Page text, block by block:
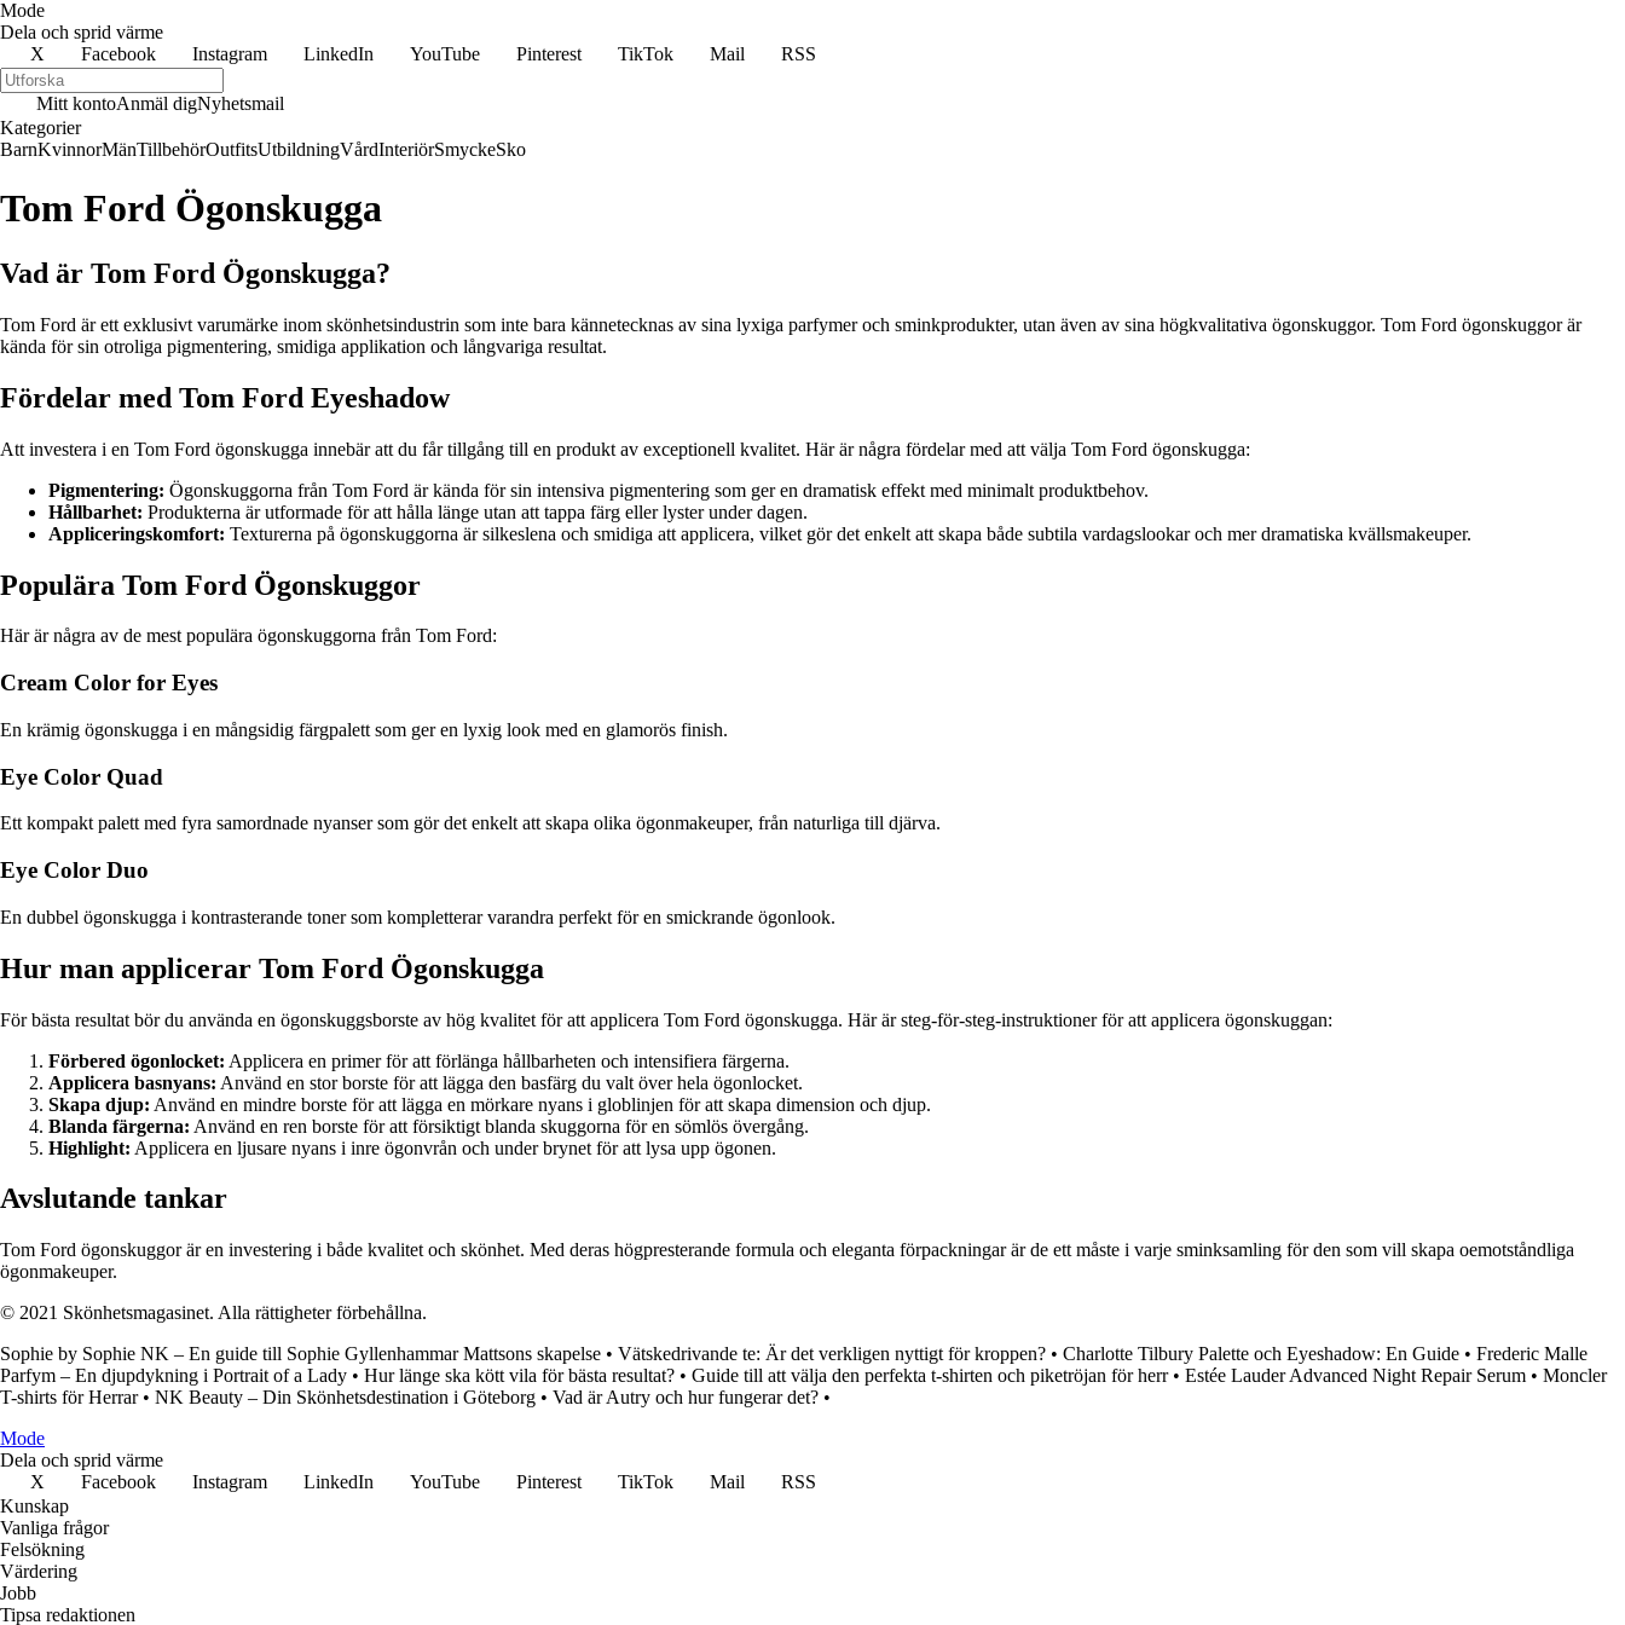
Mode
Dela och sprid värme
X
Facebook Instagram LinkedIn YouTube Pinterest TikTok Mail RSS
Mitt kontoAnmäl digNyhetsmail
Kategorier
BarnKvinnorMänTillbehörOutfitsUtbildningVårdInteriörSmyckeSko
Tom Ford Ögonskugga
Vad är Tom Ford Ögonskugga?
Tom Ford är ett exklusivt varumärke inom skönhetsindustrin som inte bara kännetecknas av sina lyxiga parfymer och sminkprodukter, utan även av sina högkvalitativa ögonskuggor. Tom Ford ögonskuggor är
kända för sin otroliga pigmentering, smidiga applikation och långvariga resultat.
Fördelar med Tom Ford Eyeshadow
Att investera i en Tom Ford ögonskugga innebär att du får tillgång till en produkt av exceptionell kvalitet. Här är några fördelar med att välja Tom Ford ögonskugga:
Pigmentering: Ögonskuggorna från Tom Ford är kända för sin intensiva pigmentering som ger en dramatisk effekt med minimalt produktbehov.
Hållbarhet: Produkterna är utformade för att hålla länge utan att tappa färg eller lyster under dagen.
Appliceringskomfort: Texturerna på ögonskuggorna är silkeslena och smidiga att applicera, vilket gör det enkelt att skapa både subtila vardagslookar och mer dramatiska kvällsmakeuper.
Populära Tom Ford Ögonskuggor
Här är några av de mest populära ögonskuggorna från Tom Ford:
Cream Color for Eyes
En krämig ögonskugga i en mångsidig färgpalett som ger en lyxig look med en glamorös finish.
Eye Color Quad
Ett kompakt palett med fyra samordnade nyanser som gör det enkelt att skapa olika ögonmakeuper, från naturliga till djärva.
Eye Color Duo
En dubbel ögonskugga i kontrasterande toner som kompletterar varandra perfekt för en smickrande ögonlook.
Hur man applicerar Tom Ford Ögonskugga
För bästa resultat bör du använda en ögonskuggsborste av hög kvalitet för att applicera Tom Ford ögonskugga. Här är steg-för-steg-instruktioner för att applicera ögonskuggan:
Förbered ögonlocket: Applicera en primer för att förlänga hållbarheten och intensifiera färgerna.
Applicera basnyans: Använd en stor borste för att lägga den basfärg du valt över hela ögonlocket.
Skapa djup: Använd en mindre borste för att lägga en mörkare nyans i globlinjen för att skapa dimension och djup.
Blanda färgerna: Använd en ren borste för att försiktigt blanda skuggorna för en sömlös övergång.
Highlight: Applicera en ljusare nyans i inre ögonvrån och under brynet för att lysa upp ögonen.
Avslutande tankar
Tom Ford ögonskuggor är en investering i både kvalitet och skönhet. Med deras högpresterande formula och eleganta förpackningar är de ett måste i varje sminksamling för den som vill skapa oemotståndliga
ögonmakeuper.
© 2021 Skönhetsmagasinet. Alla rättigheter förbehållna.
Sophie by Sophie NK – En guide till Sophie Gyllenhammar Mattsons skapelse • Vätskedrivande te: Är det verkligen nyttigt för kroppen? • Charlotte Tilbury Palette och Eyeshadow: En Guide • Frederic Malle
Parfym – En djupdykning i Portrait of a Lady • Hur länge ska kött vila för bästa resultat? • Guide till att välja den perfekta t-shirten och piketröjan för herr• Estée Lauder Advanced Night Repair Serum • Moncler
T-shirts för Herrar• NK Beauty – Din Skönhetsdestination i Göteborg • Vad är Autry och hur fungerar det? •
Mode
Dela och sprid värme
X
Facebook Instagram LinkedIn YouTube Pinterest TikTok Mail
RSS
Kunskap
Vanliga frågor
Felsökning
Värdering
Jobb
Tipsa redaktionen